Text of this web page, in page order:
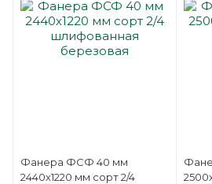
Фанера ФСФ 40 мм
2440х1220 мм сорт 2/4